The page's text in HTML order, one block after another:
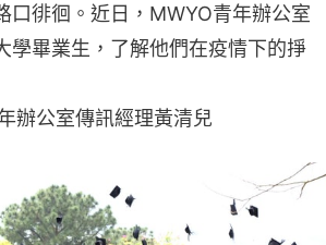
口徘徊。近日，MWYO青年辦公室
學畢業生，了解他們在疫情下的掙
辦公室傳訊經理黃清兒